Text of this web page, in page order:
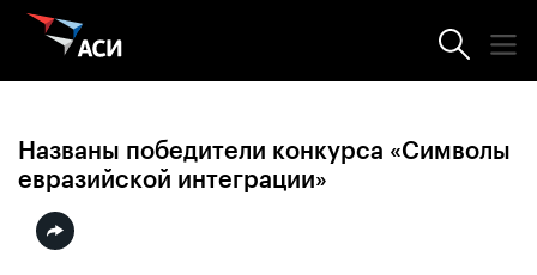
Новости АСИ
Названы победители конкурса «Символы
евразийской интеграции»